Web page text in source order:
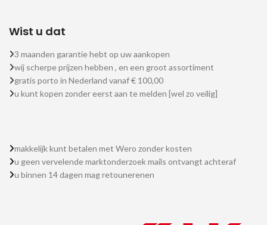
Wist u dat
3 maanden garantie hebt op uw aankopen
wij scherpe prijzen hebben , en een groot assortiment
gratis porto in Nederland vanaf € 100,00
u kunt kopen zonder eerst aan te melden [wel zo veilig]
makkelijk kunt betalen met Wero zonder kosten
u geen vervelende marktonderzoek mails ontvangt achteraf
u binnen 14 dagen mag retounerenen